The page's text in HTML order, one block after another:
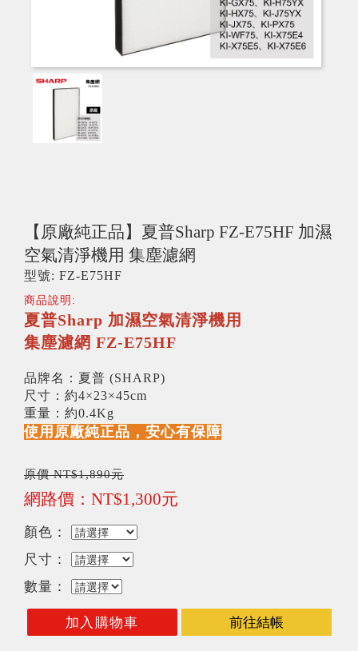
【原廠純正品】夏普Sharp FZ-E75HF 加濕
空氣清淨機用 集塵濾網
型號: FZ-E75HF
商品說明:
夏普Sharp 加濕空氣清淨機用
集塵濾網 FZ-E75HF
品牌名：夏普 (SHARP)
尺寸：約4×23×45cm
重量：約0.4Kg
使用原廠純正品，安心有保障
原價 NT$1,890元
網路價：NT$1,300元
顏色：
尺寸：
數量：
加入購物車 前往結帳